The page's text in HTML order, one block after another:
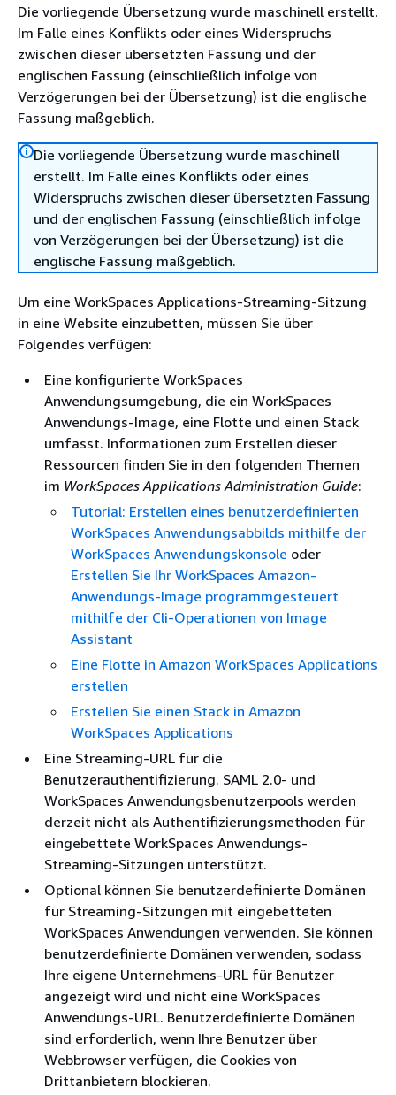
Die vorliegende Übersetzung wurde maschinell erstellt.
Im Falle eines Konflikts oder eines Widerspruchs
zwischen dieser übersetzten Fassung und der
englischen Fassung (einschließlich infolge von
Verzögerungen bei der Übersetzung) ist die englische
Fassung maßgeblich.
Die vorliegende Übersetzung wurde maschinell
erstellt. Im Falle eines Konflikts oder eines
Widerspruchs zwischen dieser übersetzten Fassung
und der englischen Fassung (einschließlich infolge
von Verzögerungen bei der Übersetzung) ist die
englische Fassung maßgeblich.
Um eine WorkSpaces Applications-Streaming-Sitzung
in eine Website einzubetten, müssen Sie über
Folgendes verfügen:
Eine konfigurierte WorkSpaces
Anwendungsumgebung, die ein WorkSpaces
Anwendungs-Image, eine Flotte und einen Stack
umfasst. Informationen zum Erstellen dieser
Ressourcen finden Sie in den folgenden Themen
im WorkSpaces Applications Administration Guide:
Tutorial: Erstellen eines benutzerdefinierten
WorkSpaces Anwendungsabbilds mithilfe der
WorkSpaces Anwendungskonsole oder
Erstellen Sie Ihr WorkSpaces Amazon-
Anwendungs-Image programmgesteuert
mithilfe der Cli-Operationen von Image
Assistant
Eine Flotte in Amazon WorkSpaces Applications
erstellen
Erstellen Sie einen Stack in Amazon
WorkSpaces Applications
Eine Streaming-URL für die
Benutzerauthentifizierung. SAML 2.0- und
WorkSpaces Anwendungsbenutzerpools werden
derzeit nicht als Authentifizierungsmethoden für
eingebettete WorkSpaces Anwendungs-
Streaming-Sitzungen unterstützt.
Optional können Sie benutzerdefinierte Domänen
für Streaming-Sitzungen mit eingebetteten
WorkSpaces Anwendungen verwenden. Sie können
benutzerdefinierte Domänen verwenden, sodass
Ihre eigene Unternehmens-URL für Benutzer
angezeigt wird und nicht eine WorkSpaces
Anwendungs-URL. Benutzerdefinierte Domänen
sind erforderlich, wenn Ihre Benutzer über
Webbrowser verfügen, die Cookies von
Drittanbietern blockieren.